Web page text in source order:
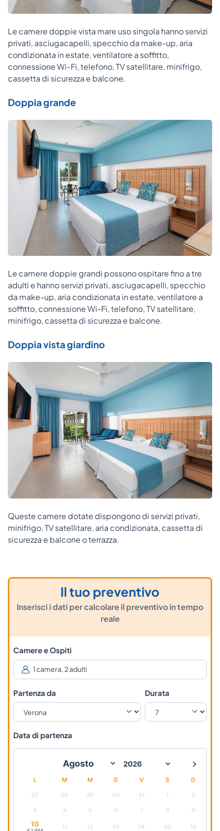
Le camere doppie vista mare uso singola hanno servizi
privati, asciugacapelli, specchio da make-up, aria
condizionata in estate, ventilatore a soffitto,
connessione Wi-Fi, telefono, TV satellitare, minifrigo,
cassetta di sicurezza e balcone.
Doppia grande
Le camere doppie grandi possono ospitare fino a tre
adulti e hanno servizi privati, asciugacapelli, specchio
da make-up, aria condizionata in estate, ventilatore a
soffitto, connessione Wi-Fi, telefono, TV satellitare,
minifrigo, cassetta di sicurezza e balcone.
Doppia vista giardino
Queste camere dotate dispongono di servizi privati,
minifrigo, TV satellitare, aria condizionata, cassetta di
sicurezza e balcone o terrazza.
Il tuo preventivo
Inserisci i dati per calcolare il preventivo in tempo
reale
Camere e Ospiti
Partenza da Durata
Data di partenza
L M M G V S D
27 28 29 30 31 1 2
3 4 5 6 7 8 9
10 11 12 13 14 15 16